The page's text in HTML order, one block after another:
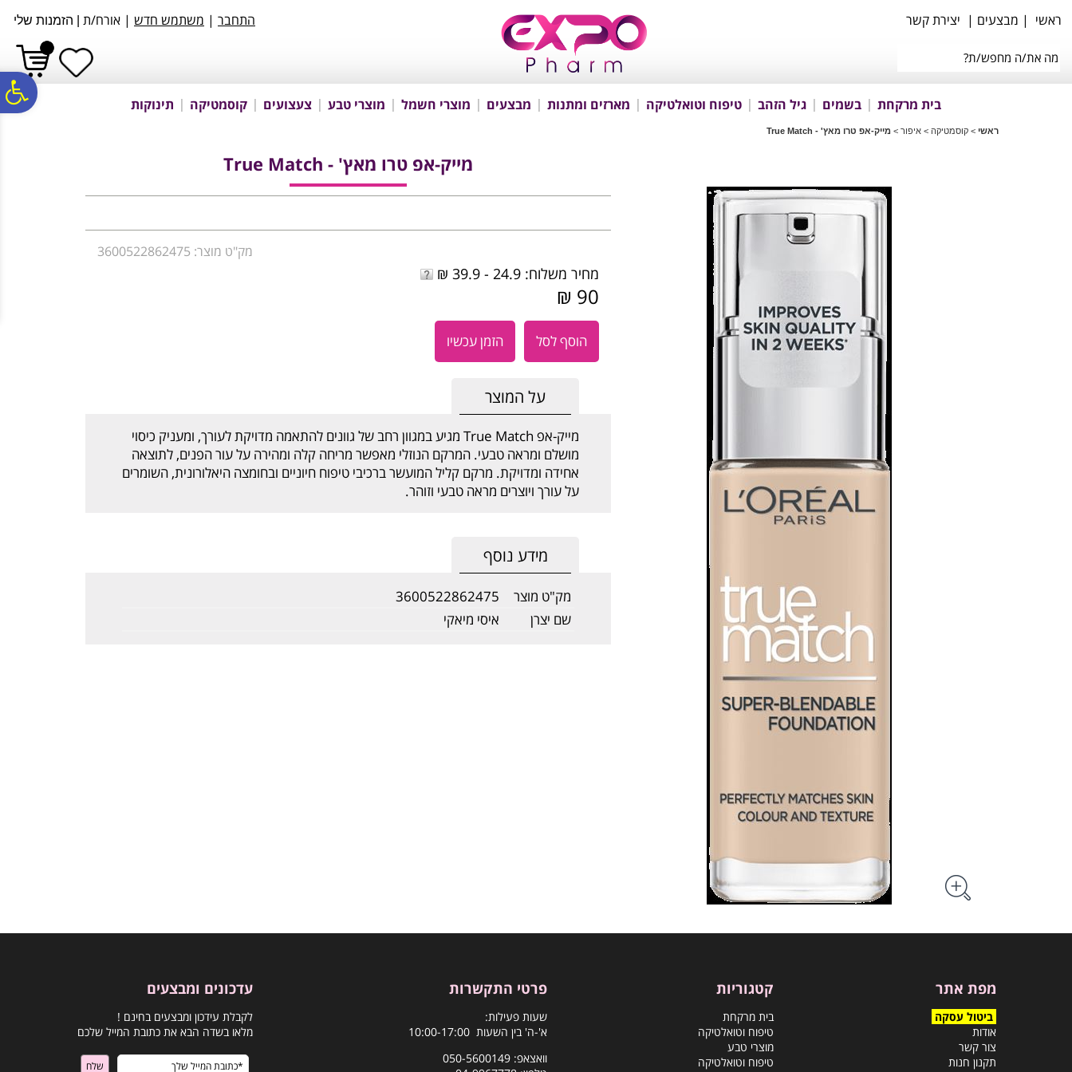
נגישות
אתר
המרכזי
ראשי | מבצעים | יצירת קשר התחבר | משתמש חדש | אורח/ת הזמנות שלי
בית מרקחת בשמים גיל הזהב טיפוח וטואלטיקה מארזים ומתנות מבצעים מוצרי חשמל מוצרי טבע צעצועים קוסמטיקה תינוקות
ראשי > קוסמטיקה > איפור > מייק-אפ טרו מאץ' - True Match
מייק-אפ טרו מאץ' - True Match
מק"ט מוצר: 3600522862475
מחיר משלוח: 24.9 - 39.9 ₪
90 ₪
הוסף לסל הזמן עכשיו
על המוצר
מייק-אפ True Match מגיע במגוון רחב של גוונים להתאמה מדויקת לעורך, ומעניק כיסוי
מושלם ומראה טבעי. המרקם הנוזלי מאפשר מריחה קלה ומהירה על עור הפנים, לתוצאה
אחידה ומדויקת. מרקם קליל המועשר ברכיבי טיפוח חיוניים ובחומצה היאלורונית, השומרים
על עורך ויוצרים מראה טבעי וזוהר.
מידע נוסף
מק"ט מוצר
3600522862475
שם יצרן
איסי מיאקי
מפת אתר
ביטול עסקה
אודות
צור קשר
תקנון חנות
קטגוריות
בית מרקחת
טיפוח וטואלטיקה
מוצרי טבע
טיפוח וטואלטיקה
פרטי התקשרות
שעות פעילות:
א'-ה' בין השעות 10:00-17:00
וואצאפ: 050-5600149
עדכונים ומבצעים
לקבלת עידכון ומבצעים בחינם !
מלאו בשדה הבא את כתובת המייל שלכם